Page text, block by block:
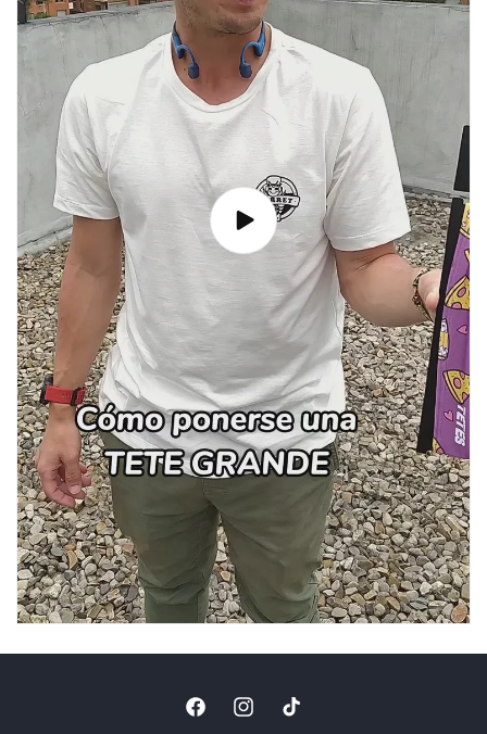
FacebookInstagramTikTok